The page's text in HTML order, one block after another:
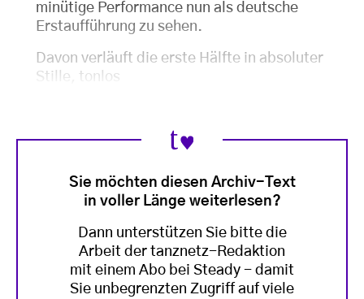
minütige Performance nun als deutsche
Erstaufführung zu sehen.
Davon verläuft die erste Hälfte in absoluter
Stille, tonlos
Sie möchten diesen Archiv-Text
in voller Länge weiterlesen?
Dann unterstützen Sie bitte die
Arbeit der tanznetz-Redaktion
mit einem Abo bei Steady - damit
Sie unbegrenzten Zugriff auf viele